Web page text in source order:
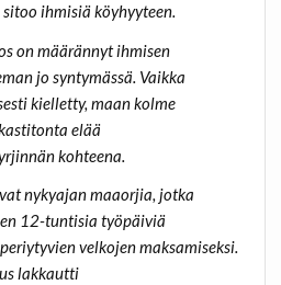
ihmisiä köyhyyteen.
on määrännyt ihmisen
jo syntymässä. Vaikka
kielletty, maan kolme
elää
kohteena.
nykyajan maaorjia, jotka
12-tuntisia työpäiviä
velkojen maksamiseksi.
lakkautti